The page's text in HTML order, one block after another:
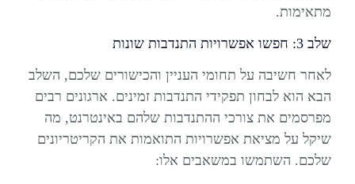
מתאימות.
שלב 3: חפשו אפשרויות התנדבות שונות
לאחר חשיבה על תחומי העניין והכישורים שלכם, השלב
הבא הוא לבחון תפקידי התנדבות זמינים. ארגונים רבים
מפרסמים את צורכי ההתנדבות שלהם באינטרנט, מה
שיקל על מציאת אפשרויות התואמות את הקריטריונים
שלכם. השתמשו במשאבים אלו: